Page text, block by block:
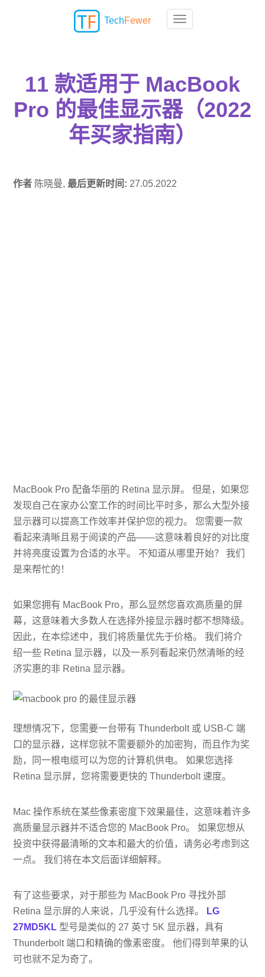
Toggle navigation
TechFewer
11 款适用于 MacBook
Pro 的最佳显示器（2022
年买家指南）
作者 陈晓曼,最后更新时间: 27.05.2022
MacBook Pro 配备华丽的 Retina 显示屏。 但是，如果您
发现自己在家办公室工作的时间比平时多，那么大型外接
显示器可以提高工作效率并保护您的视力。 您需要一款
看起来清晰且易于阅读的产品——这意味着良好的对比度
并将亮度设置为合适的水平。 不知道从哪里开始？ 我们
是来帮忙的！
如果您拥有 MacBook Pro，那么显然您喜欢高质量的屏
幕，这意味着大多数人在选择外接显示器时都不想降级。
因此，在本综述中，我们将质量优先于价格。 我们将介
绍一些 Retina 显示器，以及一系列看起来仍然清晰的经
济实惠的非 Retina 显示器。
理想情况下，您需要一台带有 Thunderbolt 或 USB-C 端
口的显示器，这样您就不需要额外的加密狗，而且作为奖
励，同一根电缆可以为您的计算机供电。 如果您选择
Retina 显示屏，您将需要更快的 Thunderbolt 速度。
Mac 操作系统在某些像素密度下效果最佳，这意味着许多
高质量显示器并不适合您的 MacBook Pro。 如果您想从
投资中获得最清晰的文本和最大的价值，请务必考虑到这
一点。 我们将在本文后面详细解释。
有了这些要求，对于那些为 MacBook Pro 寻找外部
Retina 显示屏的人来说，几乎没有什么选择。
LG
27MD5KL 型号是类似的 27 英寸 5K 显示器，具有
Thunderbolt 端口和精确的像素密度。 他们得到苹果的认
可也就不足为奇了。